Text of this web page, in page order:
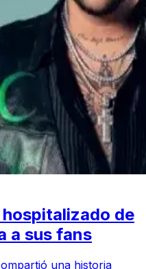
de
a sus fans
una historia